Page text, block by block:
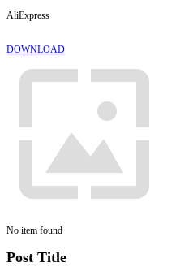
AliExpress
DOWNLOAD
No item found
Post Title